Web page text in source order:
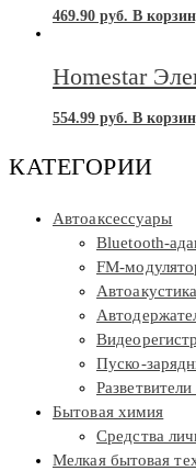
469.90 руб. В
Homestar
554.99 руб. В
КАТЕГОРИИ
Автоаксессуары
Bluetooth-
FM-
Пуско-
Бытовая химия
Средства
Мелкая бытовая